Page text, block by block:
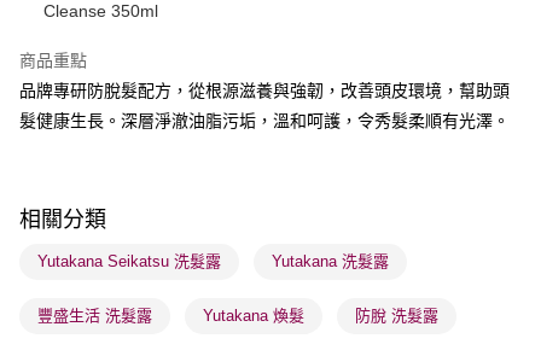
送貨方式
順豐自助櫃 - 確認發貨後1-3個工作天送達
順豐站及營業點 - 確認發貨後1-3個工作天送達
物流公司進行物流配送
Cleanse 350ml
商品重點
品牌專研防脫髮配方，從根源滋養與強韌，改善頭皮環境，幫助頭
髮健康生長。深層淨澈油脂污垢，溫和呵護，令秀髮柔順有光澤。
相關分類
Yutakana Seikatsu 洗髮露 Yutakana 洗髮露
豐盛生活 洗髮露 Yutakana 煥髮 防脫 洗髮露